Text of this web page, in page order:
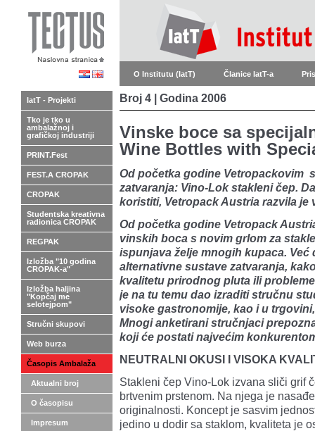
O Institutu (IatT) Članice IatT-a
Broj 4 | Godina 2006
Vinske boce sa
Wine Bottles with
Od početka godine Vetropackovim
zatvaranja: Vino-Lok stakleni čep.
koristiti, Vetropack Austria razvila je
Od početka godine Vetropack
vinskih boca s novim grlom za
ispunjava želje mnogih kupaca.
alternativne sustave zatvaranja,
kvalitetu prirodnog pluta ili
je na tu temu dao izraditi stručnu
visoke gastronomije, kao i u
Mnogi anketirani stručnjaci
koji će postati najvećim
NEUTRALNI OKUSI I VISOKA
Stakleni čep Vino-Lok izvana sliči grif
brtvenim prstenom. Na njega je
originalnosti. Koncept je sasvim
jedino u dodir sa staklom, kvaliteta je
IatT - Projekti
Tko je tko u
ambalažnoj i
grafičkoj industriji
PRINT.Fest
FEST.A CROPAK
CROPAK
Studentska kreativna
radionica CROPAK
REGPAK
Izložba "10 godina
CROPAK-a"
Izložba haljina
"Kopčaj me
selotejpom"
Stručni skupovi
Web burza
Časopis Ambalaža
Aktualni broj
O časopisu
Impresum